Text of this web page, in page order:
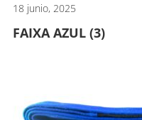
18 junio, 2025
FAIXA AZUL (3)